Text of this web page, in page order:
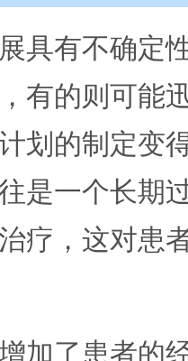
具有不确定
有的则可能
划的制定变
是一个长期
疗，这对患
加了患者的